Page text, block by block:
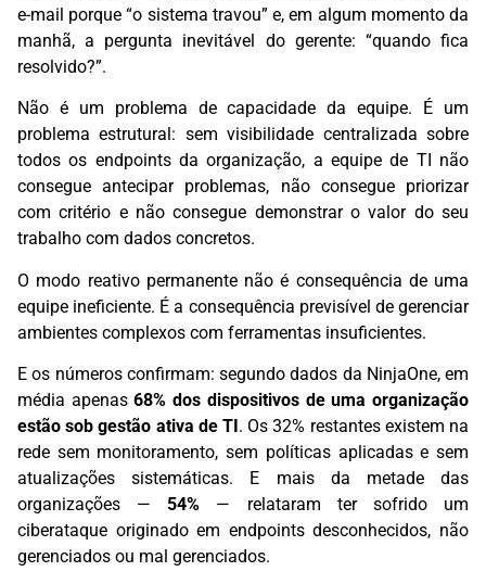
e-mail porque “o sistema travou” e, em algum momento da
manhã, a pergunta inevitável do gerente: “quando fica
resolvido?”.
Não é um problema de capacidade da equipe. É um
problema estrutural: sem visibilidade centralizada sobre
todos os endpoints da organização, a equipe de TI não
consegue antecipar problemas, não consegue priorizar
com critério e não consegue demonstrar o valor do seu
trabalho com dados concretos.
O modo reativo permanente não é consequência de uma
equipe ineficiente. É a consequência previsível de gerenciar
ambientes complexos com ferramentas insuficientes.
E os números confirmam: segundo dados da NinjaOne, em
média apenas68% dos dispositivos de uma organização
estão sob gestão ativa de TI. Os 32% restantes existem na
rede sem monitoramento, sem políticas aplicadas e sem
atualizações sistemáticas. E mais da metade das
organizações —54% — relataram ter sofrido um
ciberataque originado em endpoints desconhecidos, não
gerenciados ou mal gerenciados.